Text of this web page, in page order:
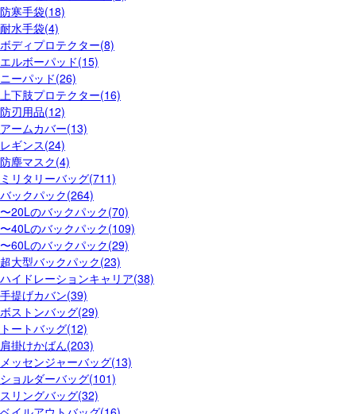
防寒手袋(18)
耐水手袋(4)
ボディプロテクター(8)
エルボーパッド(15)
ニーパッド(26)
上下肢プロテクター(16)
防刃用品(12)
アームカバー(13)
レギンス(24)
防塵マスク(4)
ミリタリーバッグ(711)
バックパック(264)
〜20Lのバックパック(70)
〜40Lのバックパック(109)
〜60Lのバックパック(29)
超大型バックパック(23)
ハイドレーションキャリア(38)
手提げカバン(39)
ボストンバッグ(29)
トートバッグ(12)
肩掛けかばん(203)
メッセンジャーバッグ(13)
ショルダーバッグ(101)
スリングバッグ(32)